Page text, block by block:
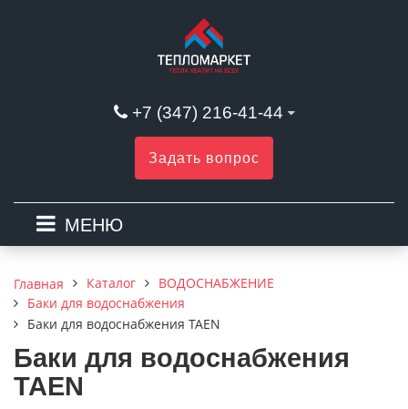
+7 (347) 216-41-44
Задать вопрос
МЕНЮ
Главная Каталог
ВОДОСНАБЖЕНИЕ
Баки для водоснабжения
Баки для водоснабжения TAEN
Баки для водоснабжения
TAEN